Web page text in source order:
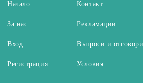
Начало
За нас
Вход
Регистрация
Контакт
Рекламации
Въпроси и отговори
Условия